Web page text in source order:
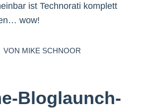
ist Technorati komplett
wow!
VON MIKE SCHNOOR
Bloglaunch-